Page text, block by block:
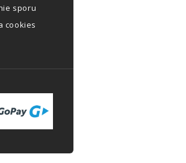
sporu
cookies